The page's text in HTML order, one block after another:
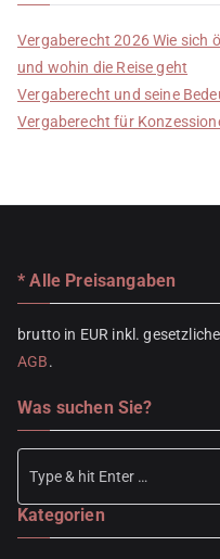
Vergaberecht 2026 Wie sich
und wohin die Reise geht
Vergaberecht und seine
Vergaberecht für
* Alle Preisangaben
brutto in EUR inkl.
AGB.
Was suchen Sie?
Kategorien